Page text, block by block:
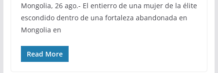
Mongolia, 26 ago.- El entierro de una mujer de la élite
escondido dentro de una fortaleza abandonada en
Mongolia en
Read More